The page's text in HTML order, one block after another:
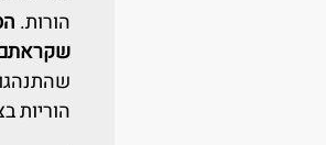
הורות.
הוריות